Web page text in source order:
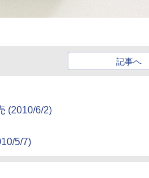
記事へ
(2010/6/2)
5/7)